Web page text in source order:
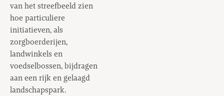
van het streefbeeld zien
hoe particuliere
initiatieven, als
zorgboerderijen,
landwinkels en
voedselbossen, bijdragen
aan een rijk en gelaagd
landschapspark.